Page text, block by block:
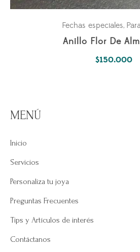
Fechas especiales,
Anillo Flor De
$150.000
MENÚ
Inicio
Servicios
Personaliza tu joya
Preguntas Frecuentes
Tips y Artículos de interés
Contáctanos